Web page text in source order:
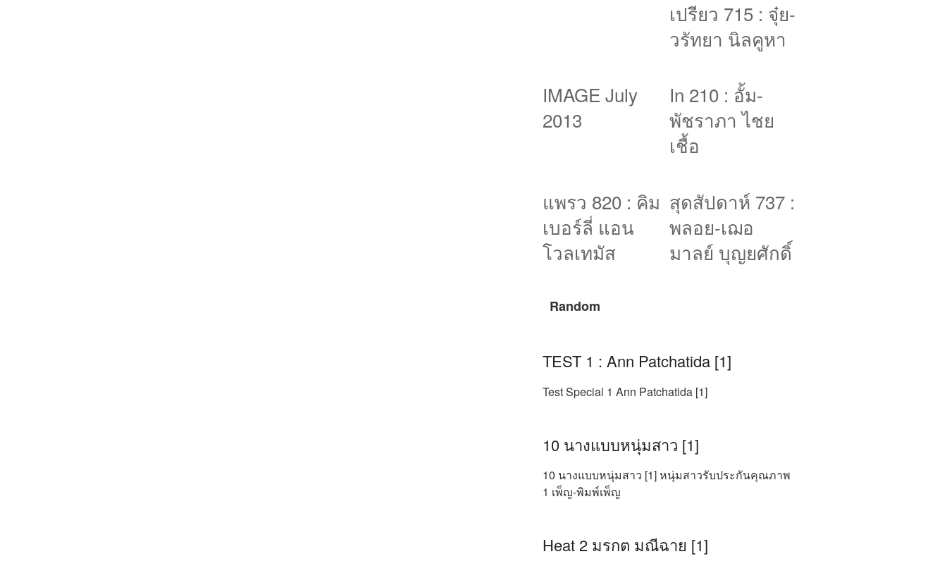
เปรียว 715 : จุ๋ย-
วรัทยา นิลคูหา
IMAGE July
2013
In 210 : อั้ม-
พัชราภา ไชย
เชื้อ
แพรว 820 : คิม
เบอร์ลี่ แอน
โวลเทมัส
สุดสัปดาห์ 737 :
พลอย-เฌอ
มาลย์ บุญยศักดิ์
Random
TEST 1 : Ann Patchatida [1]
Test Special 1 Ann Patchatida [1]
10 นางแบบหนุ่มสาว [1]
10 นางแบบหนุ่มสาว [1] หนุ่มสาวรับประกันคุณภาพ
1 เพ็ญ-พิมพ์เพ็ญ
Heat 2 มรกต มณีฉาย [1]